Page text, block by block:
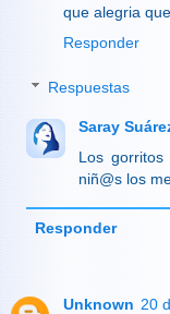
que alegria
Responder
Respuestas
Saray
Los gorritos
niñ@s los
Responder
Unknown 20